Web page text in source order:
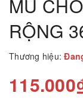
MŨ
RỘNG
Thương hiệu: